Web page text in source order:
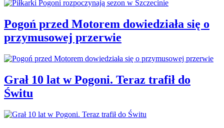
Pogoń przed Motorem dowiedziała się o
przymusowej przerwie
Grał 10 lat w Pogoni. Teraz trafił do
Świtu